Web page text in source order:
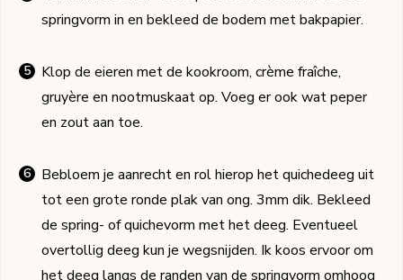
springvorm in en bekleed de bodem met bakpapier.
Klop de eieren met de kookroom, crème fraîche,
gruyère en nootmuskaat op. Voeg er ook wat peper
en zout aan toe.
Bebloem je aanrecht en rol hierop het quichedeeg uit
tot een grote ronde plak van ong. 3mm dik. Bekleed
de spring- of quichevorm met het deeg. Eventueel
overtollig deeg kun je wegsnijden. Ik koos ervoor om
het deeg langs de randen van de springvorm omhoog